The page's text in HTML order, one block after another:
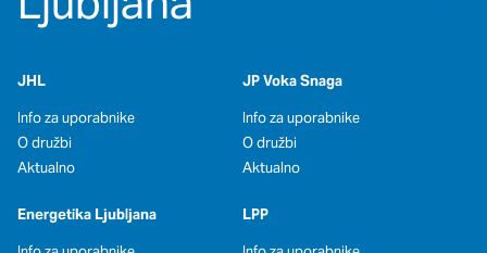
JHL
Info za uporabnike
O družbi
Aktualno
Energetika Ljubljana
JP Voka Snaga
Info za uporabnike
O družbi
Aktualno
LPP
oglaševalska podjetja jih lahko uporabljajo za izdelavo profila
vaših interesov, ki ga nato uporabijo za prikazovanje ustreznih
edinstveno prepoznavanje vašega brskalnika in naprave. Če
zavrnete uporabo teh piškotkov, ne boste deležni našega
ciljnega spletnega oglaševanja.